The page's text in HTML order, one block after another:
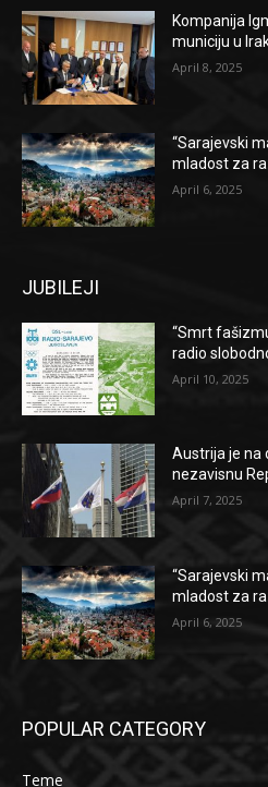
Kompanija
municiju u
April 8, 2025
“Sarajevski
mladost za
April 6, 2025
JUBILEJI
“Smrt
radio
April 10, 2025
Austrija je na
nezavisnu
April 7, 2025
“Sarajevski
mladost za
April 6, 2025
POPULAR CATEGORY
Teme